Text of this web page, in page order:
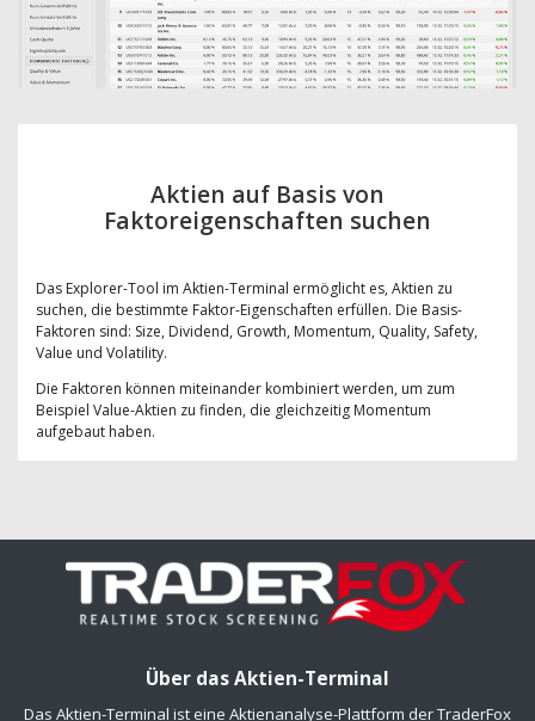
Aktien auf Basis von
Faktoreigenschaften suchen
Das Explorer-Tool im Aktien-Terminal ermöglicht es, Aktien zu
suchen, die bestimmte Faktor-Eigenschaften erfüllen. Die Basis-
Faktoren sind: Size, Dividend, Growth, Momentum, Quality, Safety,
Value und Volatility.
Die Faktoren können miteinander kombiniert werden, um zum
Beispiel Value-Aktien zu finden, die gleichzeitig Momentum
aufgebaut haben.
Über das Aktien-Terminal
Das Aktien-Terminal ist eine Aktienanalyse-Plattform der TraderFox